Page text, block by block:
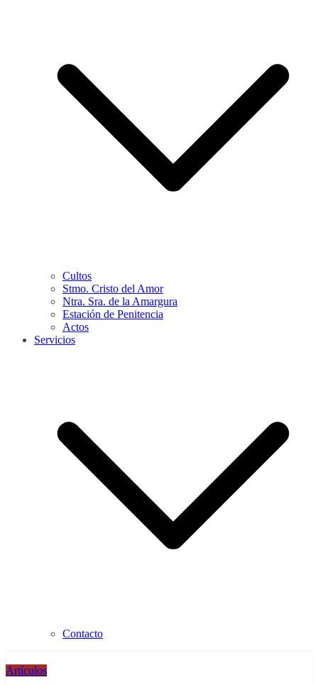
Cultos
Stmo. Cristo del Amor
Ntra. Sra. de la Amargura
Estación de Penitencia
Actos
Servicios
Contacto
Artículos